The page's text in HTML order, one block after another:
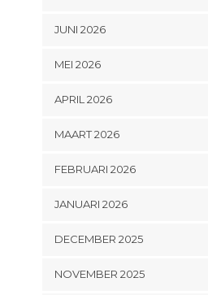
JUNI 2026
MEI 2026
APRIL 2026
MAART 2026
FEBRUARI 2026
JANUARI 2026
DECEMBER 2025
NOVEMBER 2025